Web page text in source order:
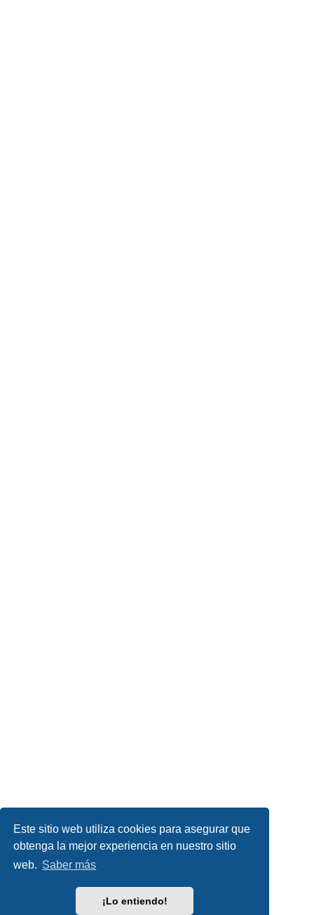
Este sitio web utiliza cookies para asegurar que
obtenga la mejor experiencia en nuestro sitio
web. Saber más
¡Lo entiendo!